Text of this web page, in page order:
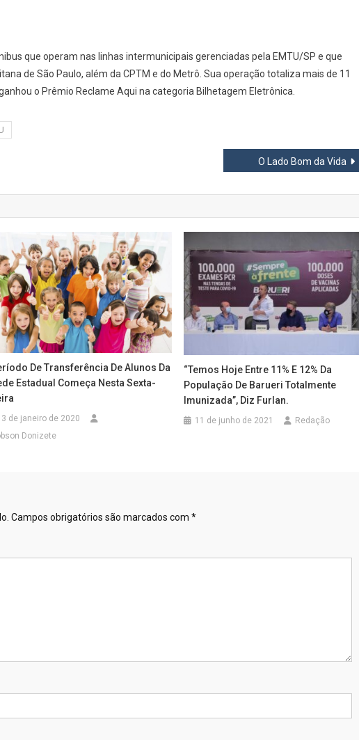
que operam nas linhas intermunicipais gerenciadas pela EMTU/SP e que
de São Paulo, além da CPTM e do Metrô. Sua operação totaliza mais de 11
o Prêmio Reclame Aqui na categoria Bilhetagem Eletrônica.
O Lado Bom da Vida
De Transferência De Alunos Da
Estadual Começa Nesta Sexta-
3 de janeiro de 2020
Donizete
“Temos Hoje Entre 11% E 12% Da
População De Barueri Totalmente
Imunizada”, Diz Furlan.
11 de junho de 2021 Redação
Campos obrigatórios são marcados com *